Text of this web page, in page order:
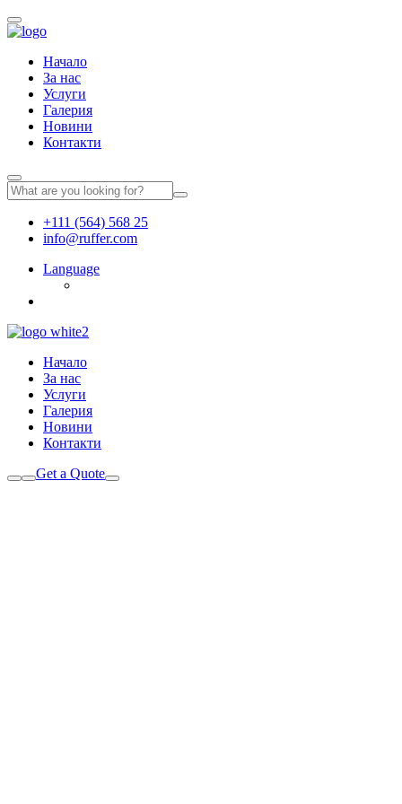
Начало
За нас
Услуги
Галерия
Новини
Контакти
+111 (564) 568 25
info@ruffer.com
Language
Начало
За нас
Услуги
Галерия
Новини
Контакти
Get a Quote